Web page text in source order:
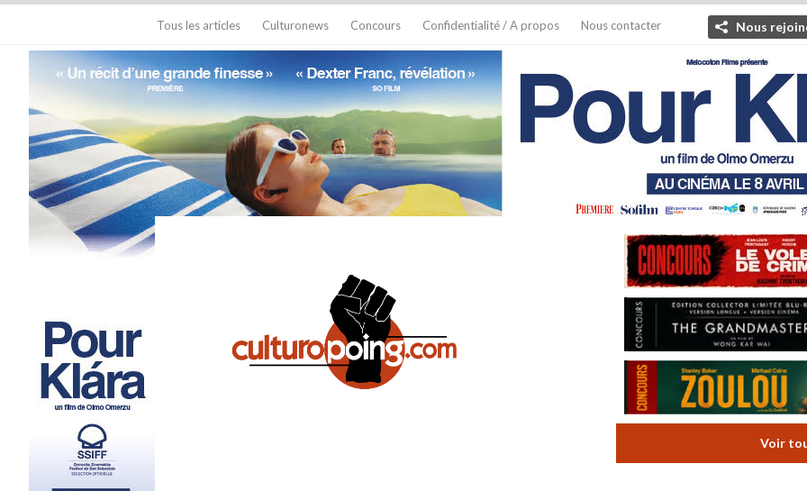
Tous les articles Culturonews Concours Confidentialité / A propos Nous contacter Nous
Voir